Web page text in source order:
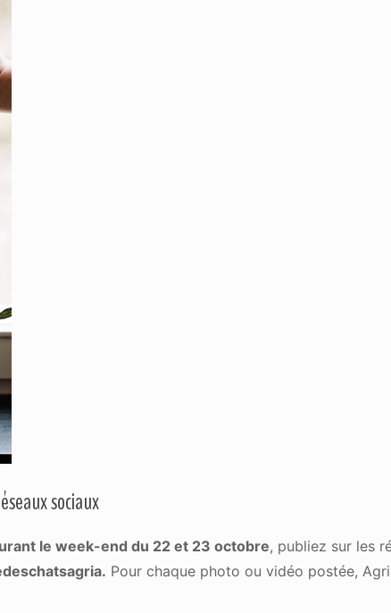
sociaux
le week-end du 22 et 23 octobre, publiez sur les
Pour chaque photo ou vidéo postée,